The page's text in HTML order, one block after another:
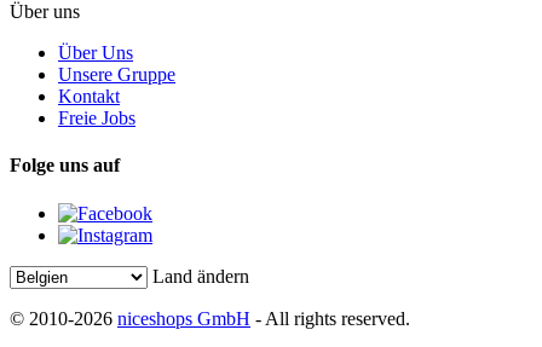
Über uns
Über Uns
Unsere Gruppe
Kontakt
Freie Jobs
Folge uns auf
Land ändern
© 2010-2026 niceshops GmbH - All rights reserved.